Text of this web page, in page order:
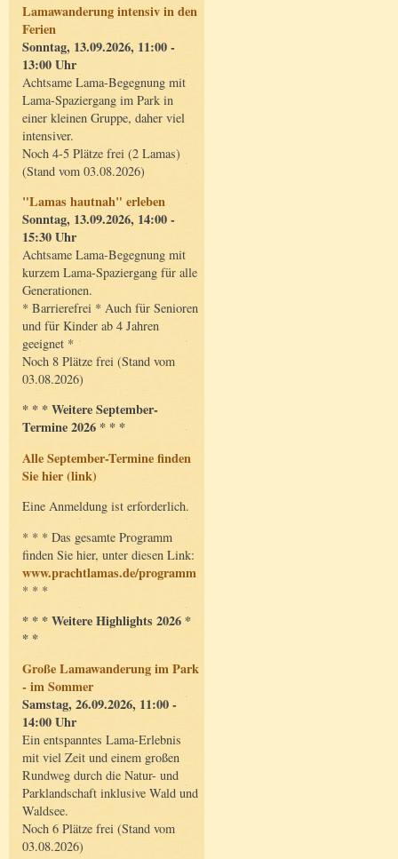
Lamawanderung intensiv in den
Ferien
Sonntag, 13.09.2026, 11:00 -
13:00 Uhr
Achtsame Lama-Begegnung mit
Lama-Spaziergang im Park in
einer kleinen Gruppe, daher viel
intensiver.
Noch 4-5 Plätze frei (2 Lamas)
(Stand vom 03.08.2026)
"Lamas hautnah" erleben
Sonntag, 13.09.2026, 14:00 -
15:30 Uhr
Achtsame Lama-Begegnung mit
kurzem Lama-Spaziergang für alle
Generationen.
* Barrierefrei * Auch für Senioren
und für Kinder ab 4 Jahren
geeignet *
Noch 8 Plätze frei (Stand vom
03.08.2026)
* * * Weitere September-
Termine 2026 * * *
Alle September-Termine finden
Sie hier (link)
Eine Anmeldung ist erforderlich.
* * * Das gesamte Programm
finden Sie hier, unter diesen Link:
www.prachtlamas.de/programm
* * *
* * * Weitere Highlights 2026 *
* *
Große Lamawanderung im Park
- im Sommer
Samstag, 26.09.2026, 11:00 -
14:00 Uhr
Ein entspanntes Lama-Erlebnis
mit viel Zeit und einem großen
Rundweg durch die Natur- und
Parklandschaft inklusive Wald und
Waldsee.
Noch 6 Plätze frei (Stand vom
03.08.2026)